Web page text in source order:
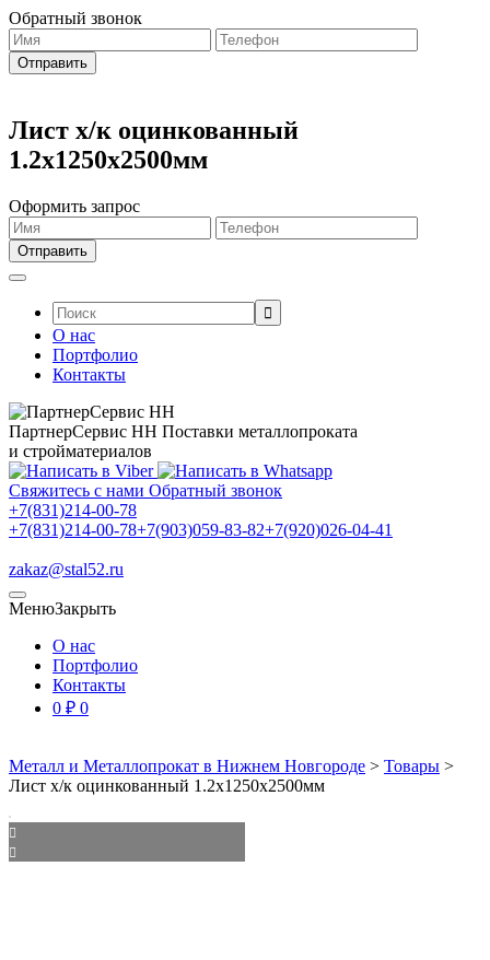
Обратный звонок
Лист х/к оцинкованный
1.2х1250х2500мм
Оформить запрос
Поиск:
О нас
Портфолио
Контакты
ПартнерСервис НН Поставки металлопроката
и стройматериалов
Свяжитесь с нами Обратный звонок
+7(831)214-00-78
+7(831)214-00-78+7(903)059-83-82+7(920)026-04-41
zakaz@stal52.ru
МенюЗакрыть
О нас
Портфолио
Контакты
0 ₽ 0
Металл и Металлопрокат в Нижнем Новгороде > Товары >
Лист х/к оцинкованный 1.2х1250х2500мм